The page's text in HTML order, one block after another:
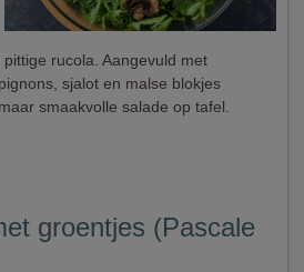
rucola. Aangevuld met
sjalot en malse blokjes
smaakvolle salade op tafel.
groentjes (Pascale